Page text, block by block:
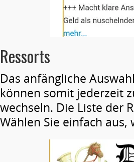
Ressorts
Das anfängliche
können somit jederzeit
wechseln. Die Liste der
Wählen Sie einfach